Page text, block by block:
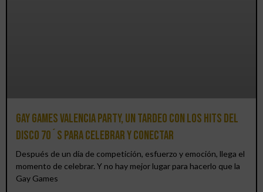
Gay Games Valencia Party, un tardeo con los hits del
DISCO 70´S para celebrar y conectar
Después de un día de competición, esfuerzo y emoción, llega el
momento de celebrar. Y no hay mejor lugar para hacerlo que la
Gay Games